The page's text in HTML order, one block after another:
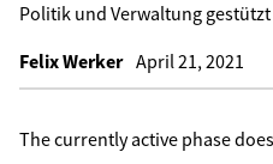
Politik und Verwaltung
Felix Werker April 21, 2021
The currently active phase